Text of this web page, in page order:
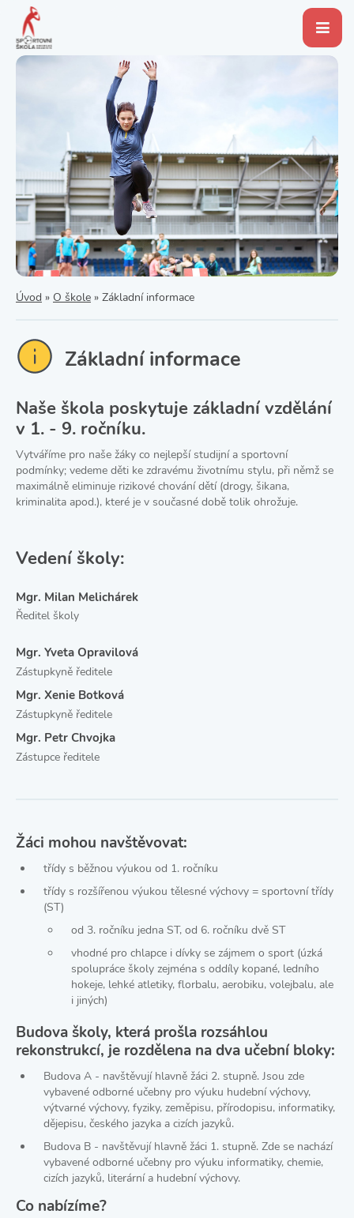
Úvod » O škole » Základní informace
Základní informace
Naše škola poskytuje základní vzdělání
v 1. - 9. ročníku.
Vytváříme pro naše žáky co nejlepší studijní a sportovní
podmínky; vedeme děti ke zdravému životnímu stylu, při němž se
maximálně eliminuje rizikové chování dětí (drogy, šikana,
kriminalita apod.), které je v současné době tolik ohrožuje.
Vedení školy:
Mgr. Milan Melichárek
Ředitel školy
Mgr. Yveta Opravilová
Zástupkyně ředitele
Mgr. Xenie Botková
Zástupkyně ředitele
Mgr. Petr Chvojka
Zástupce ředitele
Žáci mohou navštěvovat:
třídy s běžnou výukou od 1. ročníku
třídy s rozšířenou výukou tělesné výchovy = sportovní třídy
(ST)
od 3. ročníku jedna ST, od 6. ročníku dvě ST
vhodné pro chlapce i dívky se zájmem o sport (úzká
spolupráce školy zejména s oddíly kopané, ledního
hokeje, lehké atletiky, florbalu, aerobiku, volejbalu, ale
i jiných)
Budova školy, která prošla rozsáhlou
rekonstrukcí, je rozdělena na dva učební bloky:
Budova A - navštěvují hlavně žáci 2. stupně. Jsou zde
vybavené odborné učebny pro výuku hudební výchovy,
výtvarné výchovy, fyziky, zeměpisu, přírodopisu, informatiky,
dějepisu, českého jazyka a cizích jazyků.
Budova B - navštěvují hlavně žáci 1. stupně. Zde se nachází
vybavené odborné učebny pro výuku informatiky, chemie,
cizích jazyků, literární a hudební výchovy.
Co nabízíme?